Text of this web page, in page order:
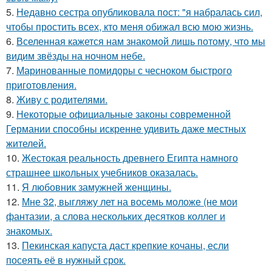
5. Недавно сестра опубликовала пост: "я набралась сил,
чтобы простить всех, кто меня обижал всю мою жизнь.
6. Вселенная кажется нам знакомой лишь потому, что мы
видим звёзды на ночном небе.
7. Маринованные помидоры с чесноком быстрого
приготовления.
8. Живу с родителями.
9. Некоторые официальные законы современной
Германии способны искренне удивить даже местных
жителей.
10. Жестокая реальность древнего Египта намного
страшнее школьных учебников оказалась.
11. Я любовник замужней женщины.
12. Мне 32, выгляжу лет на восемь моложе (не мои
фантазии, а слова нескольких десятков коллег и
знакомых.
13. Пекинская капуста даст крепкие кочаны, если
посеять её в нужный срок.